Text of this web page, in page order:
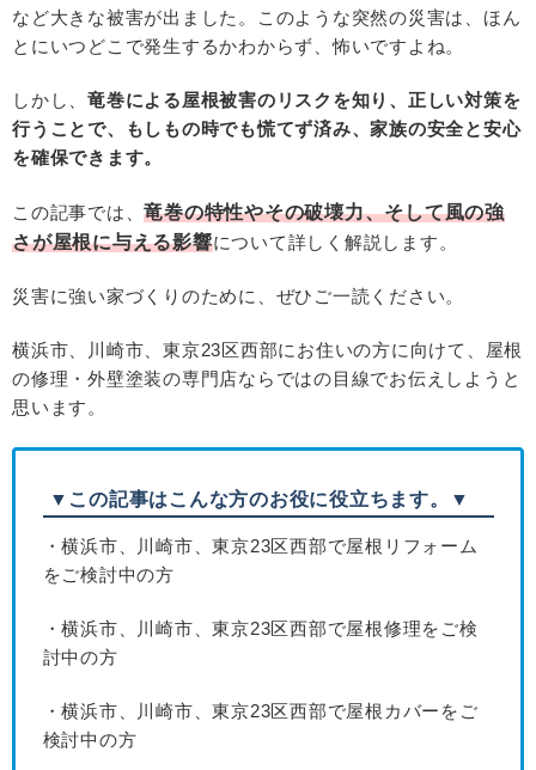
など大きな被害が出ました。このような突然の災害は、ほん
とにいつどこで発生するかわからず、怖いですよね。
しかし、 竜巻による屋根被害のリスクを知り、正しい対策を
行うことで、
もしもの時でも慌てず済み、家族の安全と安心
を確保できます。
この記事では、竜巻の特性やその破壊力、そして風の強
さが屋根に与える影響について詳しく解説します。
災害に強い家づくりのために、ぜひご一読ください。
横浜市、川崎市、東京23区西部にお住いの方に向けて、屋根
の修理・外壁塗装の専門店ならではの目線でお伝えしようと
思います。
▼この記事はこんな方のお役に役立ちます。▼
・横浜市、川崎市、東京23区西部で屋根リフォーム
をご検討中の方
・横浜市、川崎市、東京23区西部で屋根修理をご検
討中の方
・横浜市、川崎市、東京23区西部で屋根カバーをご
検討中の方